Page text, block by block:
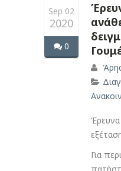
Sep 02
2020
0
Για